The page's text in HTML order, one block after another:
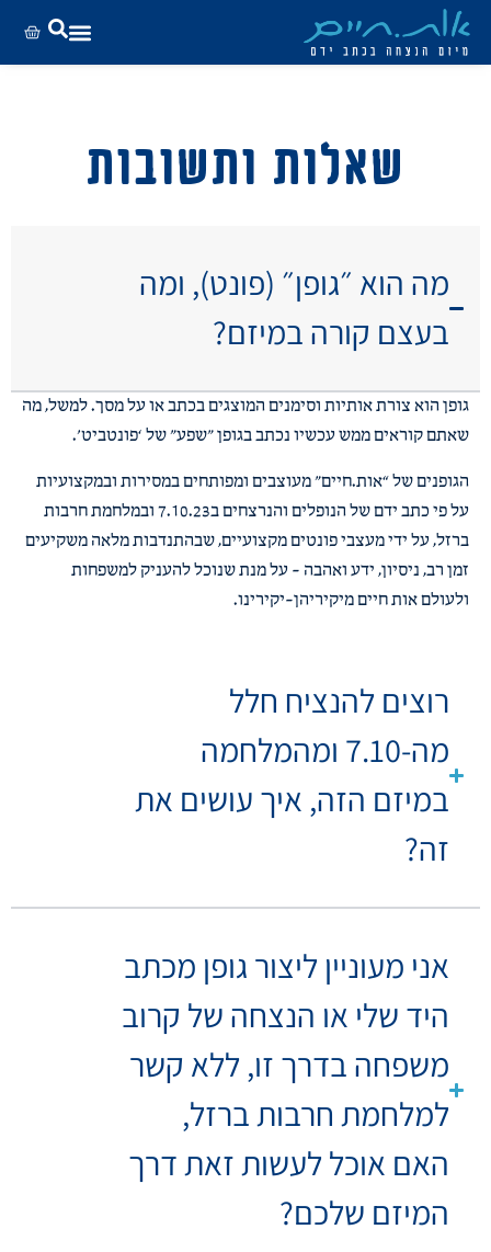
שאלות ותשובות
מה הוא ״גופן״ (פונט), ומה
בעצם קורה במיזם?
גופן הוא צורת אותיות וסימנים המוצגים בכתב או על מסך. למשל, מה
שאתם קוראים ממש עכשיו נכתב בגופן ״שפע״ של ‘פונטביט’.
הגופנים של “אות.חיים” מעוצבים ומפותחים במסירות ובמקצועיות
על פי כתב ידם של הנופלים והנרצחים ב7.10.23 ובמלחמת חרבות
ברזל, על ידי מעצבי פונטים מקצועיים, שבהתנדבות מלאה משקיעים
זמן רב, ניסיון, ידע ואהבה – על מנת שנוכל להעניק למשפחות
ולעולם אות חיים מיקיריהן-יקירינו.
רוצים להנציח חלל
מה-7.10 ומהמלחמה
במיזם הזה, איך עושים את
זה?
אני מעוניין ליצור גופן מכתב
היד שלי או הנצחה של קרוב
משפחה בדרך זו, ללא קשר
למלחמת חרבות ברזל,
האם אוכל לעשות זאת דרך
המיזם שלכם?